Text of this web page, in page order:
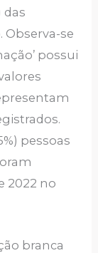
das
se
possui
pessoas
2022 no
branca